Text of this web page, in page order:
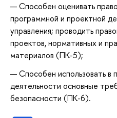
Способен оценивать
программной и проектной
управления; проводить
проектов, нормативных и
материалов (ПК-5);
Способен использовать в
деятельности основные
безопасности (ПК-6).